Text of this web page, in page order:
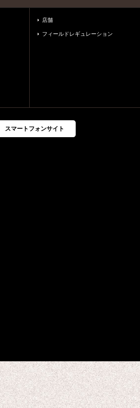
店舗
フィールドレギュレーション
スマートフォンサイト